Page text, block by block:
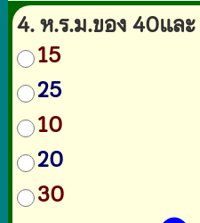
4. ห.ร.ม.ของ 40แล
15
25
10
20
30